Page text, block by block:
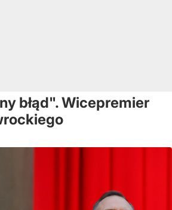
błąd". Wicepremier